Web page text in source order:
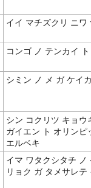
イイ マチズクリ ニワ
コンゴ ノ テンカイ
シミン ノ メ ガ ケイ
シン コクリツ キョ
ガイエン ト オリン
エルベキ
イマ ワタクシタチ
リョク ガ タメサレテ